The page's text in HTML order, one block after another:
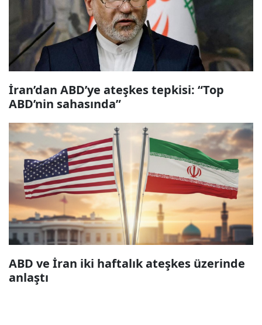
İran’dan ABD’ye ateşkes tepkisi: “Top
ABD’nin sahasında”
ABD ve İran iki haftalık ateşkes üzerinde
anlaştı